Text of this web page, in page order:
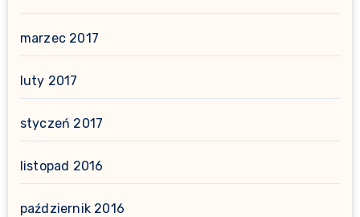
marzec 2017
luty 2017
styczeń 2017
listopad 2016
październik 2016